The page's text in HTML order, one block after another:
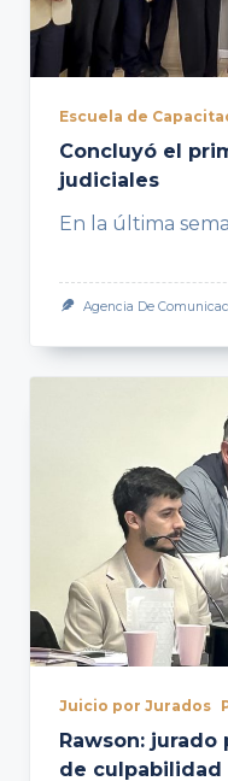
Escuela de
Concluyó el
judiciales
En la última
Agencia De
Juicio por Jurados
Rawson:
de culpabilidad